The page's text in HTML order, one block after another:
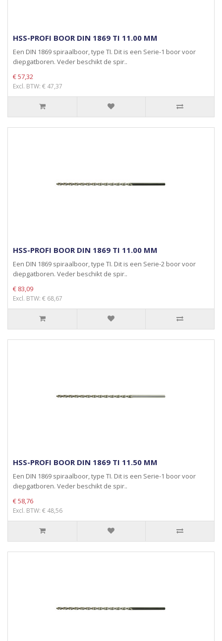
HSS-PROFI BOOR DIN 1869 TI 11.00 MM
Een DIN 1869 spiraalboor, type TI. Dit is een Serie-1 boor voor
diepgatboren. Veder beschikt de spir..
€ 57,32
Excl. BTW: € 47,37
HSS-PROFI BOOR DIN 1869 TI 11.00 MM
Een DIN 1869 spiraalboor, type TI. Dit is een Serie-2 boor voor
diepgatboren. Veder beschikt de spir..
€ 83,09
Excl. BTW: € 68,67
HSS-PROFI BOOR DIN 1869 TI 11.50 MM
Een DIN 1869 spiraalboor, type TI. Dit is een Serie-1 boor voor
diepgatboren. Veder beschikt de spir..
€ 58,76
Excl. BTW: € 48,56